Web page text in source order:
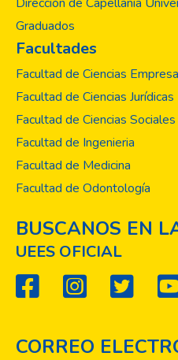
aprendizaje y
todos los
esperando
publicadas
Graduados
Facultades
Facultad de Ciencias
Facultad de Ciencias Jurídicas
Facultad de Ciencias Sociales
Facultad de Ingenieria
Facultad de Medicina
Facultad de Odontología
BUSCANOS EN
UEES OFICIAL
CORREO